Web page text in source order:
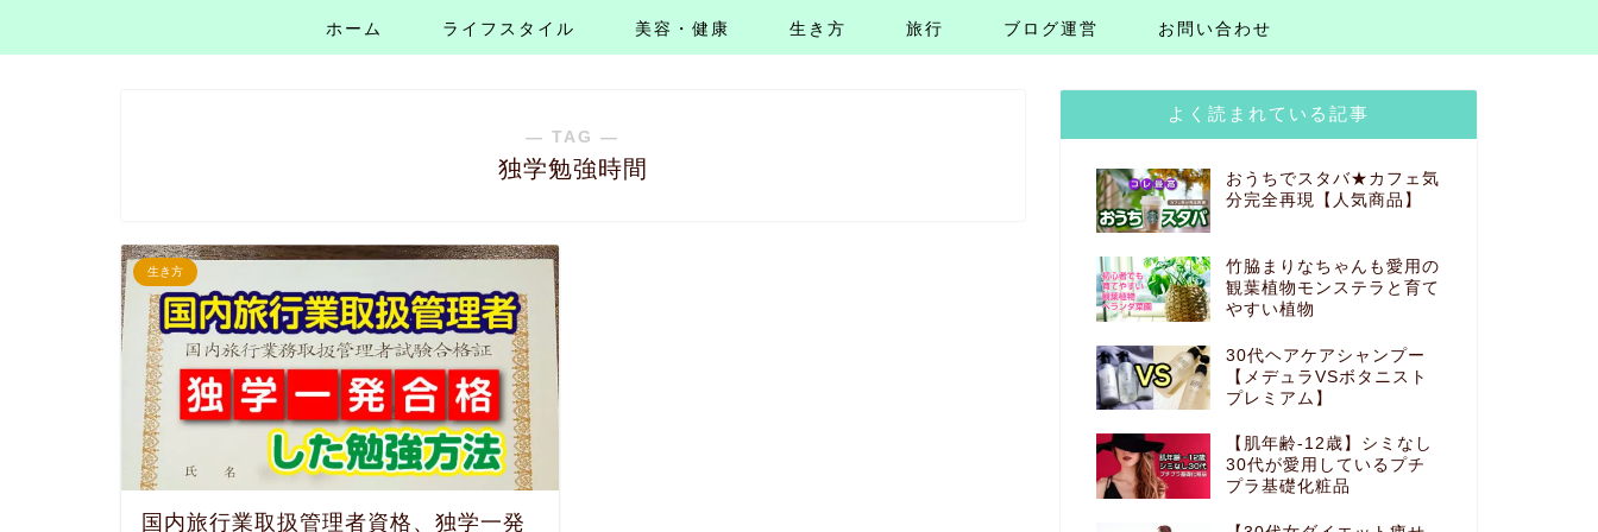
ホーム ライフスタイル 美容・健康 生き方 旅行 ブログ運営 お問い合わせ
― TAG ―
独学勉強時間
生き方
国内旅行業取扱管理者資格、独学一発
よく読まれている記事
おうちでスタバ★カフェ気
分完全再現【人気商品】
竹脇まりなちゃんも愛用の
観葉植物モンステラと育て
やすい植物
30代ヘアケアシャンプー
【メデュラVSボタニスト
プレミアム】
【肌年齢-12歳】シミなし
30代が愛用しているプチ
プラ基礎化粧品